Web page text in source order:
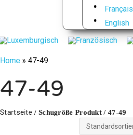
Français
English
Home » 47-49
47-49
Startseite / Schugröße Produkt / 47-49